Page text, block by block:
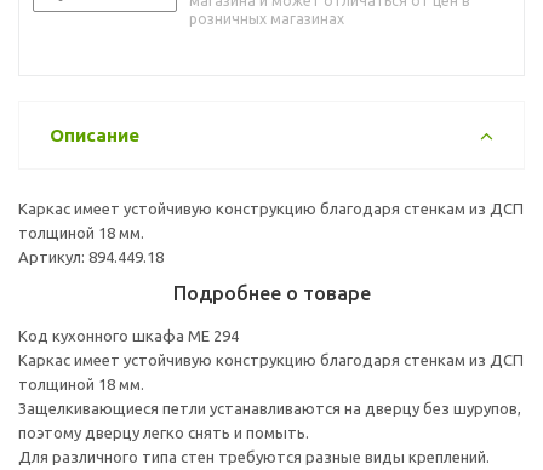
розничных магазинах
Описание
Каркас имеет устойчивую конструкцию благодаря стенкам из ДСП
толщиной 18 мм.
Артикул: 894.449.18
Подробнее о товаре
Код кухонного шкафа ME 294
Каркас имеет устойчивую конструкцию благодаря стенкам из ДСП
толщиной 18 мм.
Защелкивающиеся петли устанавливаются на дверцу без шурупов,
поэтому дверцу легко снять и помыть.
Для различного типа стен требуются разные виды креплений.